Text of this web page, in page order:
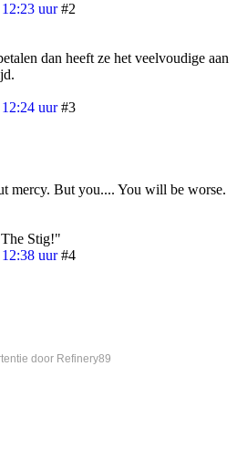
uur #2
dan heeft ze het veelvoudige aan
uur #3
mercy. But you.... You will be worse.
Stig!"
uur #4
door Refinery89